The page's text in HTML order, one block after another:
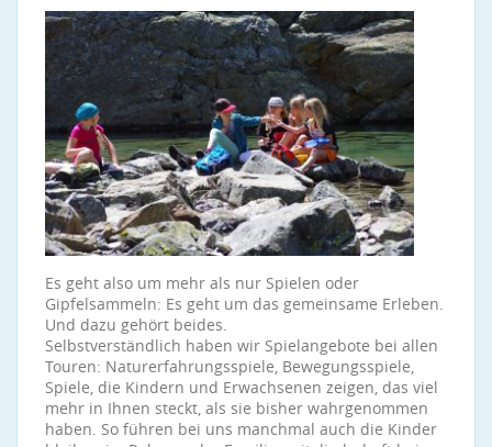
Es geht also um mehr als nur Spielen oder
Gipfelsammeln: Es geht um das gemeinsame Erleben.
Und dazu gehört beides.
Selbstverständlich haben wir Spielangebote bei allen
Touren: Naturerfahrungsspiele, Bewegungsspiele,
Spiele, die Kindern und Erwachsenen zeigen, das viel
mehr in Ihnen steckt, als sie bisher wahrgenommen
haben. So führen bei uns manchmal auch die Kinder